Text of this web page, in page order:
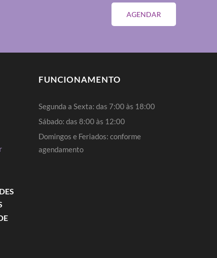
AGENDAR
FUNCIONAMENTO
Segunda a Sexta: das 7:00 às 18:00
Sábado: das 8:00 às 12:00
Domingos e Feriados: conforme
agendamento